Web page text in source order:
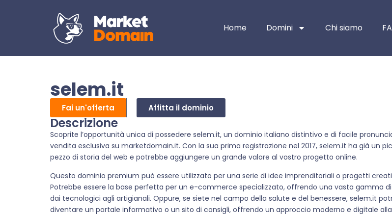
Home Domini Chi siamo
selem.it
Fai un'offerta Affitta il dominio
Descrizione
Scoprite l’opportunità unica di possedere selem.it, un dominio italiano distintivo e di facile
vendita esclusiva su marketdomain.it. Con la sua prima registrazione nel 2017, selem.it ha già un
pezzo di storia del web e potrebbe aggiungere un grande valore al vostro progetto online.
Questo dominio premium può essere utilizzato per una serie di idee imprenditoriali o progetti
Potrebbe essere la base perfetta per un e-commerce specializzato, offrendo una vasta gamma
dai tecnologici agli artigianali. Oppure, se siete nel campo della salute e del benessere, selem.it
diventare un portale informativo o un sito di consigli, offrendo un approccio moderno e digitale